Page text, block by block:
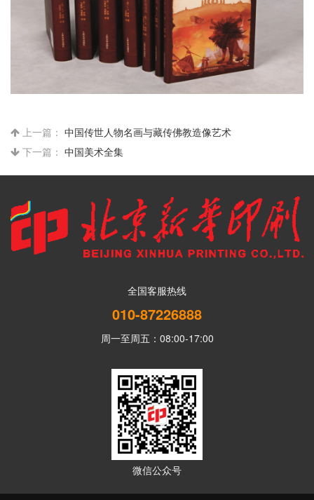
上一篇： 中国传世人物名画与藏传佛教造像艺术
下一篇： 中国美术全集
全国客服热线
010-87226888
周一至周五：08:00-17:00
微信公众号